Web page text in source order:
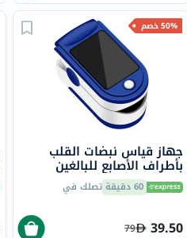
50% خصم
جهاز قياس نبضات القلب
بأطراف الأصابع للبالغين
60 دقيقة تصلك في
39.50
79